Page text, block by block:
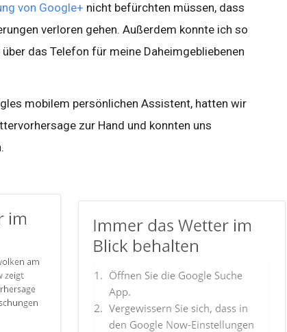
von Google+ nicht befürchten müssen, dass
verloren gehen. Außerdem konnte ich so
das Telefon für meine Daheimgebliebenen
mobilem persönlichen Assistent, hatten wir
zur Hand und konnten uns